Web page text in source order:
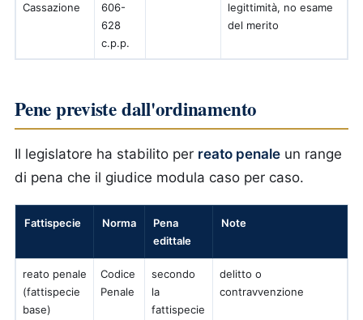
Cassazione
606-
628
c.p.p.
legittimità, no esame
del merito
Pene previste dall'ordinamento
Il legislatore ha stabilito per reato penale un range
di pena che il giudice modula caso per caso.
Fattispecie Norma
Pena
edittale
Note
reato penale
(fattispecie
base)
Codice
Penale
secondo
la
fattispecie
delitto o
contravvenzione